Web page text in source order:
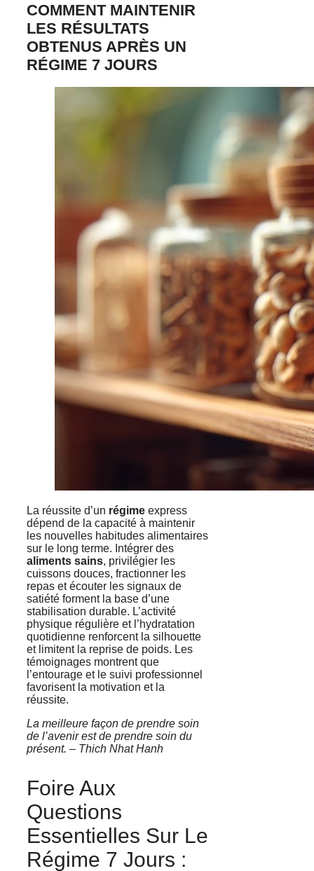
COMMENT MAINTENIR
LES RÉSULTATS
OBTENUS APRÈS UN
RÉGIME 7 JOURS
La réussite d’un régime express
dépend de la capacité à maintenir
les nouvelles habitudes alimentaires
sur le long terme. Intégrer des
aliments sains, privilégier les
cuissons douces, fractionner les
repas et écouter les signaux de
satiété forment la base d’une
stabilisation durable. L’activité
physique régulière et l’hydratation
quotidienne renforcent la silhouette
et limitent la reprise de poids. Les
témoignages montrent que
l’entourage et le suivi professionnel
favorisent la motivation et la
réussite.
La meilleure façon de prendre soin
de l’avenir est de prendre soin du
présent. – Thich Nhat Hanh
Foire Aux
Questions
Essentielles Sur Le
Régime 7 Jours :